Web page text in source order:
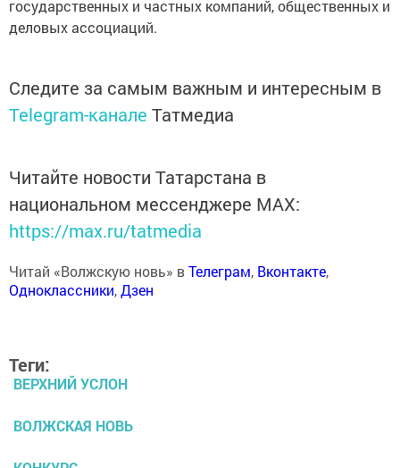
государственных и частных компаний, общественных и
деловых ассоциаций.
Следите за самым важным и интересным в
Telegram-канале Татмедиа
Читайте новости Татарстана в
национальном мессенджере MАХ:
https://max.ru/tatmedia
Читай «Волжскую новь» вТелеграм, Вконтакте,
Одноклассники,Дзен
Теги:
ВЕРХНИЙ УСЛОН
ВОЛЖСКАЯ НОВЬ